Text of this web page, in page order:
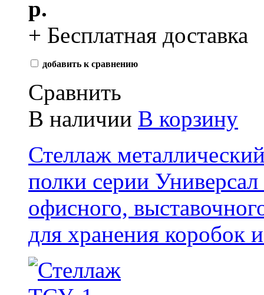
р.
+ Бесплатная доставка
добавить к сравнению
Сравнить
В наличии В корзину
Стеллаж
полки серии Универсал
офисного,
для хранения коробок